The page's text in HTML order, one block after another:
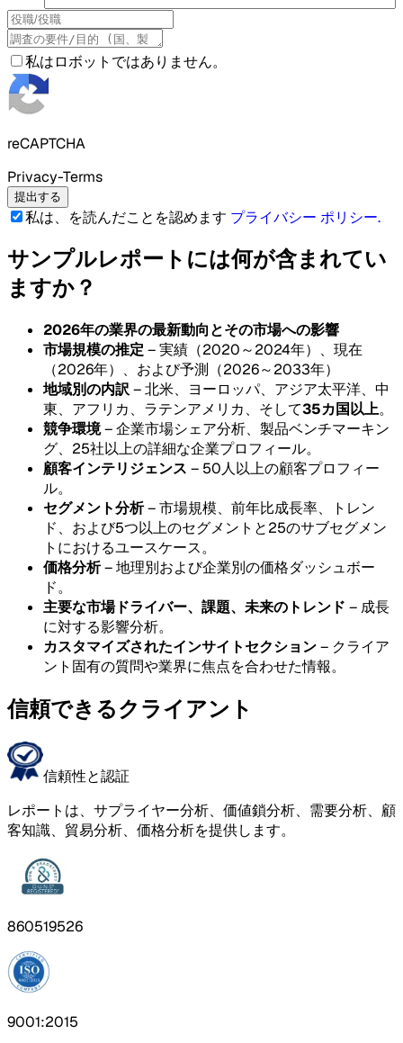
私はロボットではありません。
reCAPTCHA
Privacy-Terms
提出する
私は、を読んだことを認めます プライバシー ポリシー.
サンプルレポートには何が含まれてい
ますか？
2026年の業界の最新動向とその市場への影響
市場規模の推定– 実績（2020～2024年）、現在
（2026年）、および予測（2026～2033年）
地域別の内訳– 北米、ヨーロッパ、アジア太平洋、中
東、アフリカ、ラテンアメリカ、そして35カ国以上。
競争環境– 企業市場シェア分析、製品ベンチマーキン
グ、25社以上の詳細な企業プロフィール。
顧客インテリジェンス – 50人以上の顧客プロフィー
ル。
セグメント分析– 市場規模、前年比成長率、トレン
ド、および5つ以上のセグメントと25のサブセグメン
トにおけるユースケース。
価格分析– 地理別および企業別の価格ダッシュボー
ド。
主要な市場ドライバー、課題、未来のトレンド – 成長
に対する影響分析。
カスタマイズされたインサイトセクション– クライア
ント固有の質問や業界に焦点を合わせた情報。
信頼できるクライアント
信頼性と認証
レポートは、サプライヤー分析、価値鎖分析、需要分析、顧
客知識、貿易分析、価格分析を提供します。
860519526
9001:2015